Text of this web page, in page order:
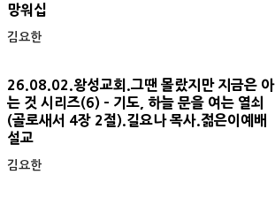
망워십
김요한
26.08.02.왕성교회.그땐 몰랐지만 지금은 아
는 것 시리즈(6) - 기도, 하늘 문을 여는 열쇠
(골로새서 4장 2절).길요나 목사.젊은이예배
설교
김요한